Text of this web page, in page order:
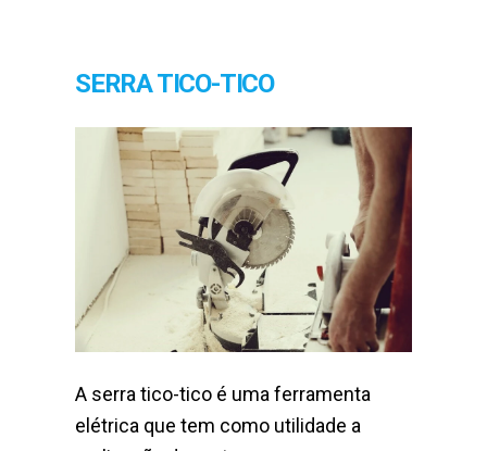
SERRA TICO-TICO
A serra tico-tico é uma ferramenta
elétrica que tem como utilidade a